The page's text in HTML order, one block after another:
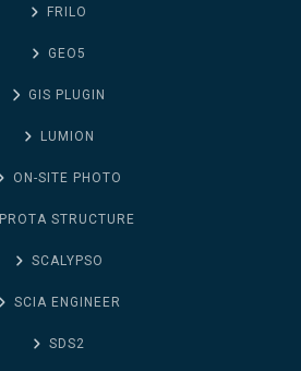
FRILO
GEO5
GIS PLUGIN
LUMION
ON-SITE PHOTO
PROTA STRUCTURE
SCALYPSO
SCIA ENGINEER
SDS2